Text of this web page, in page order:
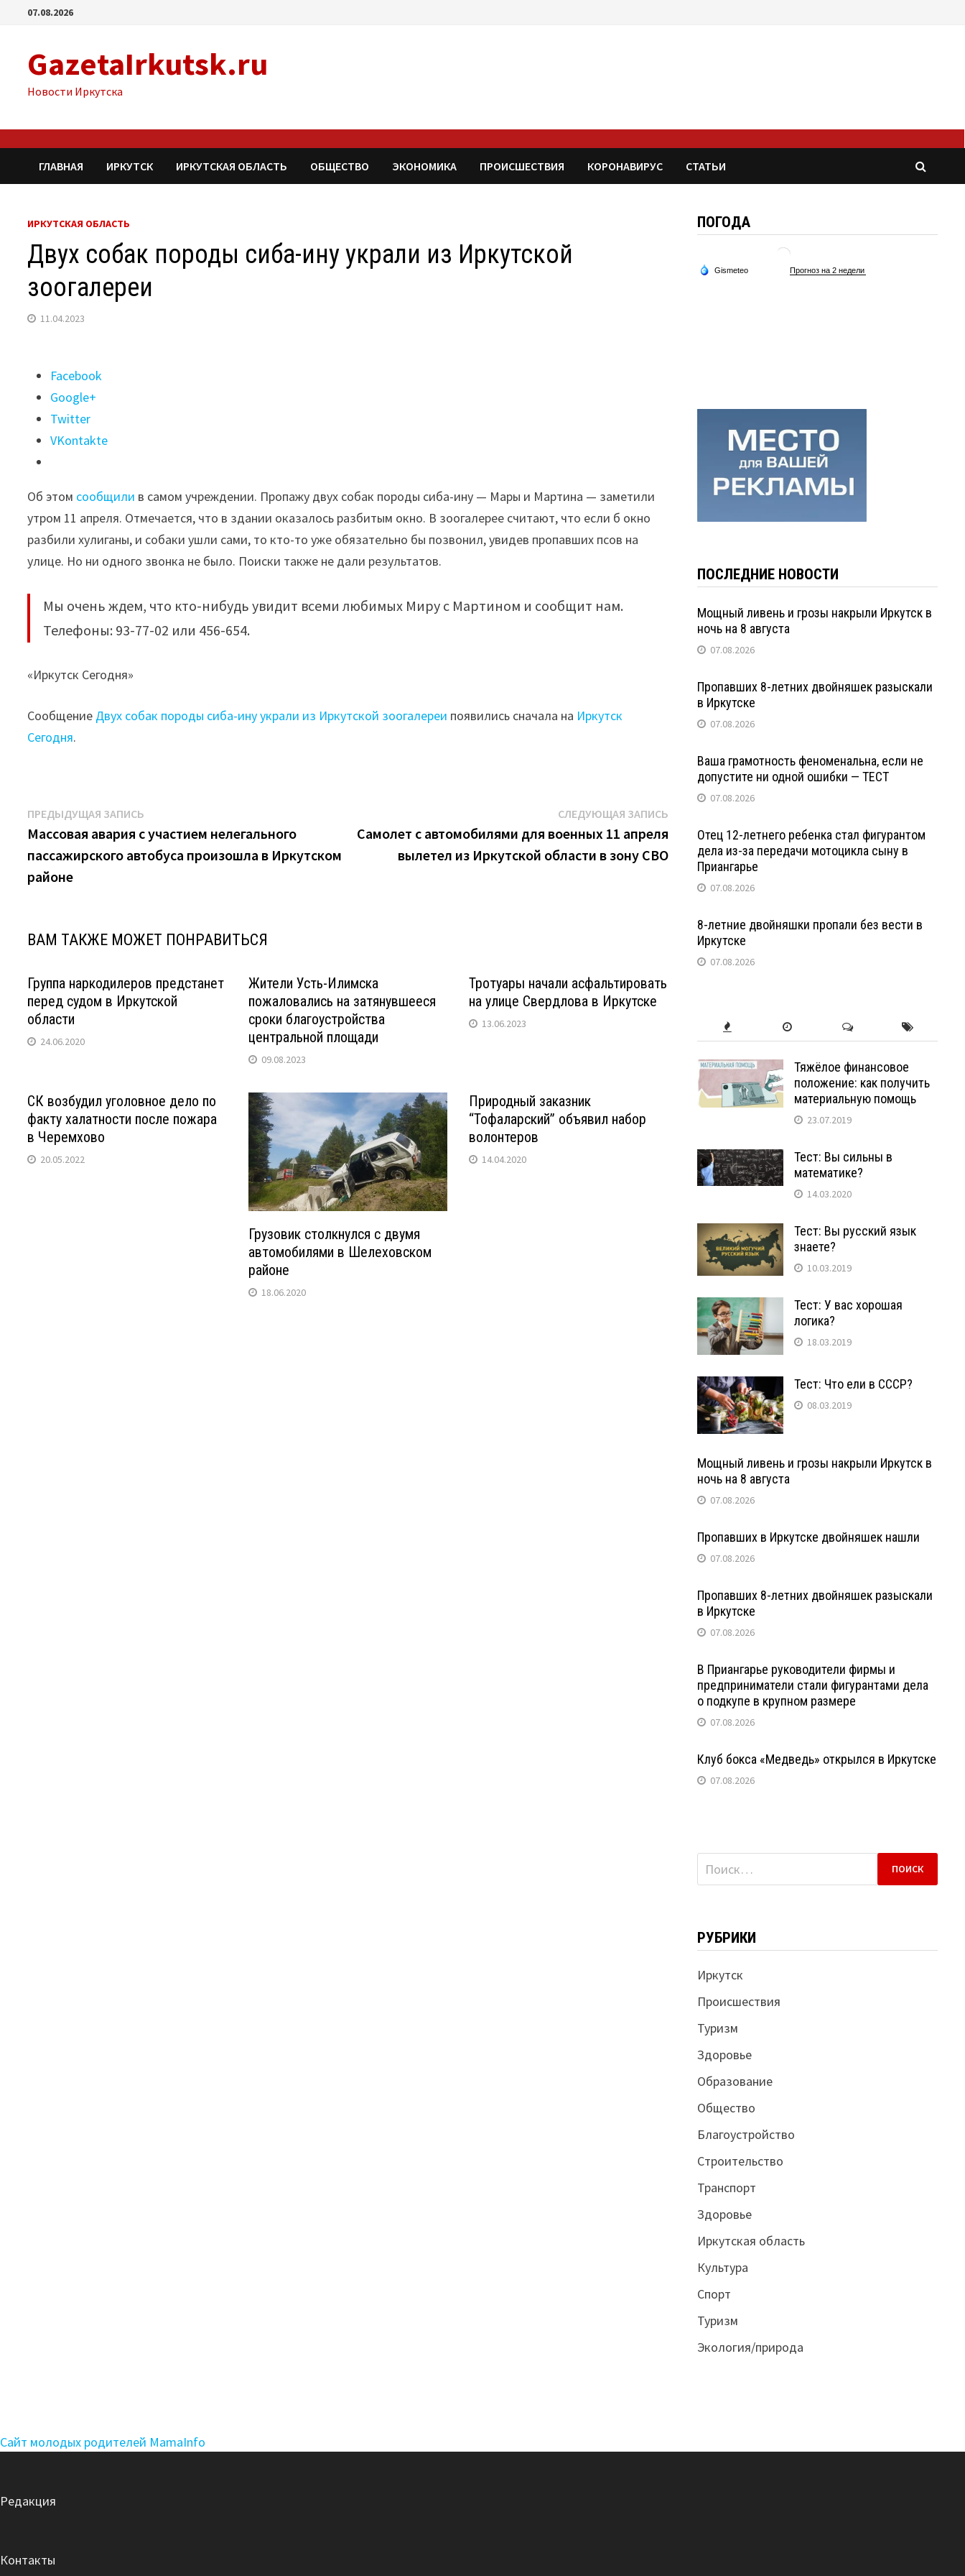
Перейти07.08.2026
GazetaIrkutsk.ru
Новости Иркутска
ГЛАВНАЯ ИРКУТСК ИРКУТСКАЯ ОБЛАСТЬ ОБЩЕСТВО ЭКОНОМИКА ПРОИСШЕСТВИЯ КОРОНАВИРУС СТАТЬИ
ИРКУТСКАЯ ОБЛАСТЬ
Двух собак породы сиба-ину украли из Иркутской
зоогалереи
11.04.2023
Поделиться
"Двух
собак
породы
сиба-
украли
из
Иркутской
зоогалереи"
Facebook
Google+
Twitter
VKontakte
Об этом сообщили в самом учреждении. Пропажу двух собак породы сиба-ину — Мары и Мартина — заметили
утром 11 апреля. Отмечается, что в здании оказалось разбитым окно. В зоогалерее считают, что если б окно
разбили хулиганы, и собаки ушли сами, то кто-то уже обязательно бы позвонил, увидев пропавших псов на
улице. Но ни одного звонка не было. Поиски также не дали результатов.
Мы очень ждем, что кто-нибудь увидит всеми любимых Миру с Мартином и сообщит нам.
Телефоны: 93-77-02 или 456-654.
«Иркутск Сегодня»
Сообщение Двух собак породы сиба-ину украли из Иркутской зоогалереи появились сначала на Иркутск
Сегодня.
Навигация
по
записям
ПРЕДЫДУЩАЯ ЗАПИСЬ
запись:
Массовая авария с участием нелегального
пассажирского автобуса произошла в Иркутском
районе
СЛЕДУЮЩАЯ ЗАПИСЬСледующая
запись:
Самолет с автомобилями для военных 11 апреля
вылетел из Иркутской области в зону СВО
ВАМ ТАКЖЕ МОЖЕТ ПОНРАВИТЬСЯ
Группа наркодилеров предстанет
перед судом в Иркутской
области
24.06.2020
Жители Усть-Илимска
пожаловались на затянувшееся
сроки благоустройства
центральной площади
09.08.2023
Тротуары начали асфальтировать
на улице Свердлова в Иркутске
13.06.2023
СК возбудил уголовное дело по
факту халатности после пожара
в Черемхово
20.05.2022
Грузовик столкнулся с двумя
автомобилями в Шелеховском
районе
18.06.2020
Природный заказник
“Тофаларский” объявил набор
волонтеров
14.04.2020
ПОГОДА
ПОСЛЕДНИЕ НОВОСТИ
Мощный ливень и грозы накрыли Иркутск в
ночь на 8 августа
07.08.2026
Пропавших 8-летних двойняшек разыскали
в Иркутске
07.08.2026
Ваша грамотность феноменальна, если не
допустите ни одной ошибки — ТЕСТ
07.08.2026
Отец 12-летнего ребенка стал фигурантом
дела из-за передачи мотоцикла сыну в
Приангарье
07.08.2026
8-летние двойняшки пропали без вести в
Иркутске
07.08.2026
Тяжёлое финансовое
положение: как получить
материальную помощь
23.07.2019
Тест: Вы сильны в
математике?
14.03.2020
Тест: Вы русский язык
знаете?
10.03.2019
Тест: У вас хорошая
логика?
18.03.2019
Тест: Что ели в СССР?
08.03.2019
Мощный ливень и грозы накрыли Иркутск в
ночь на 8 августа
07.08.2026
Пропавших в Иркутске двойняшек нашли
07.08.2026
Пропавших 8-летних двойняшек разыскали
в Иркутске
07.08.2026
В Приангарье руководители фирмы и
предприниматели стали фигурантами дела
о подкупе в крупном размере
07.08.2026
Клуб бокса «Медведь» открылся в Иркутске
07.08.2026
Найти:
РУБРИКИ
Иркутск
Происшествия
Туризм
Здоровье
Образование
Общество
Благоустройство
Строительство
Транспорт
Здоровье
Иркутская область
Культура
Спорт
Туризм
Экология/природа
Сайт молодых родителей MamaInfo
Редакция
Контакты